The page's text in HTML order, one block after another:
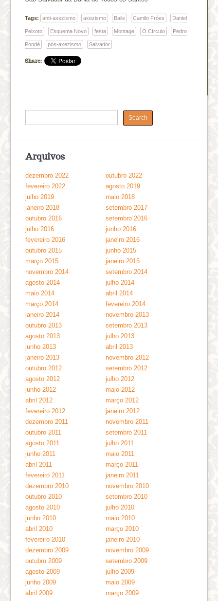
Tags: anti-axezismo axezismo Baile Camilo Fróes Daniel
Peixoto Esquema Novo festa Montage O Círculo Pedro
Pondé pós-axezismo Salvador
Share:
Arquivos
dezembro 2022
outubro 2022
fevereiro 2022
agosto 2019
julho 2019
maio 2018
janeiro 2018
setembro 2017
outubro 2016
setembro 2016
julho 2016
junho 2016
fevereiro 2016
janeiro 2016
outubro 2015
junho 2015
março 2015
janeiro 2015
novembro 2014
setembro 2014
agosto 2014
julho 2014
maio 2014
abril 2014
março 2014
fevereiro 2014
janeiro 2014
novembro 2013
outubro 2013
setembro 2013
agosto 2013
julho 2013
junho 2013
abril 2013
janeiro 2013
novembro 2012
outubro 2012
setembro 2012
agosto 2012
julho 2012
junho 2012
maio 2012
abril 2012
março 2012
fevereiro 2012
janeiro 2012
dezembro 2011
novembro 2011
outubro 2011
setembro 2011
agosto 2011
julho 2011
junho 2011
maio 2011
abril 2011
março 2011
fevereiro 2011
janeiro 2011
dezembro 2010
novembro 2010
outubro 2010
setembro 2010
agosto 2010
julho 2010
junho 2010
maio 2010
abril 2010
março 2010
fevereiro 2010
janeiro 2010
dezembro 2009
novembro 2009
outubro 2009
setembro 2009
agosto 2009
julho 2009
junho 2009
maio 2009
abril 2009
março 2009